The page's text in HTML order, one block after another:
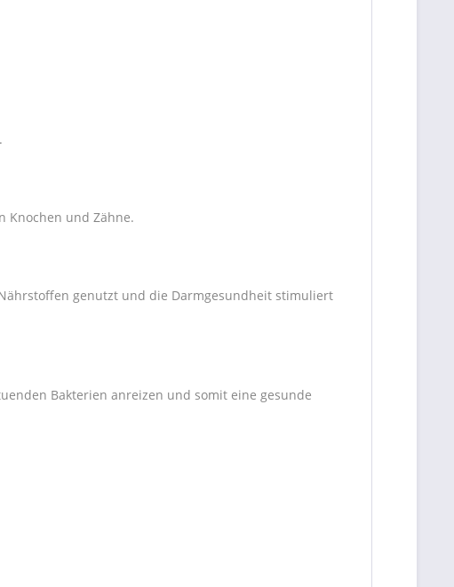
Knochen und Zähne.
genutzt und die Darmgesundheit stimuliert
Bakterien anreizen und somit eine gesunde